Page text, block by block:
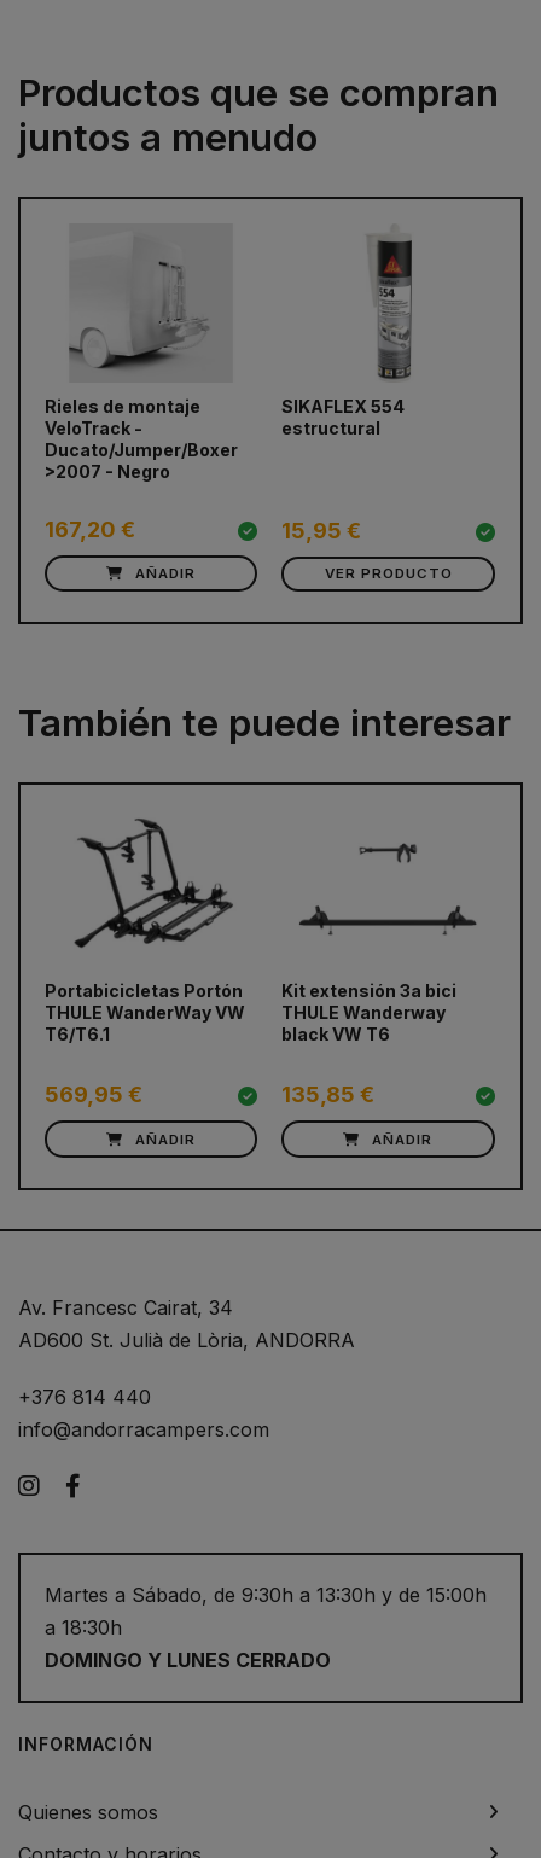
Productos que se compran
juntos a menudo
Rieles de montaje
VeloTrack -
Ducato/Jumper/Boxer
>2007 - Negro
167,20 €
AÑADIR
SIKAFLEX 554
estructural
15,95 €
VER PRODUCTO
prev
También te puede interesar
Portabicicletas Portón
THULE WanderWay VW
T6/T6.1
569,95 €
AÑADIR
Kit extensión 3a bici
THULE Wanderway
black VW T6
135,85 €
AÑADIR
prev
Av. Francesc Cairat, 34
AD600 St. Julià de Lòria, ANDORRA
+376 814 440
info@andorracampers.com
Instagram
Martes a Sábado, de 9:30h a 13:30h y de 15:00h
a 18:30h
DOMINGO Y LUNES CERRADO
INFORMACIÓN
Quienes somos